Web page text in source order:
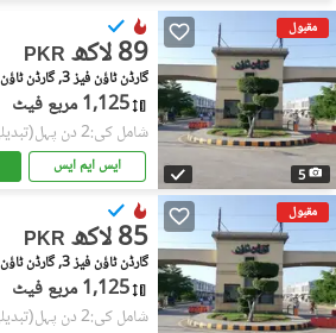
مقبول
5
PKR 89 لاکھ
گارڈن ٹاؤن فیز 3, گارڈن ٹاؤن
1,125 مربع فیٹ
شامل کی:2 دن پہل
ایس ایم ایس
مقبول
PKR 85 لاکھ
گارڈن ٹاؤن فیز 3, گارڈن ٹاؤن
1,125 مربع فیٹ
شامل کی:2 دن پہل